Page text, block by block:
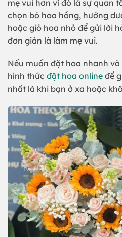
mẹ vui hơn vì đó là sự quan
chọn bó hoa hồng, hướng
hoặc giỏ hoa nhỏ để gửi lời
đơn giản là làm mẹ vui.
Nếu muốn đặt hoa nhanh
hình thức đặt hoa online để
nhất là khi bạn ở xa hoặc